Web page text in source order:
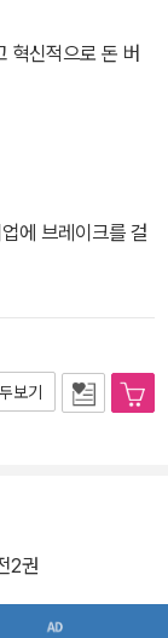
혁신적으로 돈 버
에 브레이크를 걸
보기
2권